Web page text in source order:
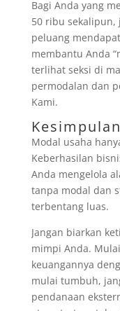
Bagi Anda yang
50 ribu sekalipun,
peluang
membantu Anda
terlihat seksi di
permodalan dan
Kami.
Kesimpulan
Modal usaha
Keberhasilan
Anda mengelola
tanpa modal dan
terbentang luas.
Jangan biarkan
mimpi Anda.
keuangannya
mulai tumbuh,
pendanaan